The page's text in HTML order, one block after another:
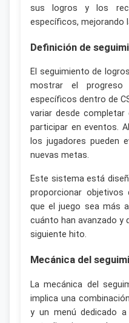
sus logros y los
específicos, mejorando
Definición de
El seguimiento de
mostrar el
específicos dentro de
variar desde
participar en eventos.
los jugadores pueden
nuevas metas.
Este sistema está
proporcionar
que el juego sea más
cuánto han avanzado y
siguiente hito.
Mecánica del
La mecánica del
implica una
y un menú dedicado